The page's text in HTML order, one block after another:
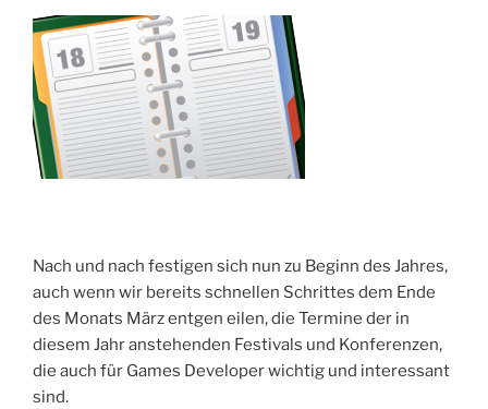
Nach und nach festigen sich nun zu Beginn des Jahres,
auch wenn wir bereits schnellen Schrittes dem Ende
des Monats März entgen eilen, die Termine der in
diesem Jahr anstehenden Festivals und Konferenzen,
die auch für Games Developer wichtig und interessant
sind.